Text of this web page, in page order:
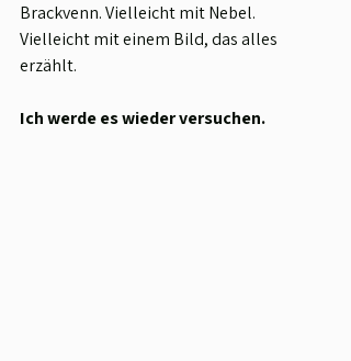
Brackvenn. Vielleicht mit Nebel.
Vielleicht mit einem Bild, das alles
erzählt.
Ich werde es wieder versuchen.